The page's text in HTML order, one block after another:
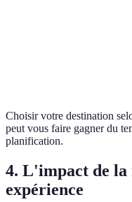
Choisir votre destination
peut vous faire gagner du
planification.
4. L'impact de la
expérience